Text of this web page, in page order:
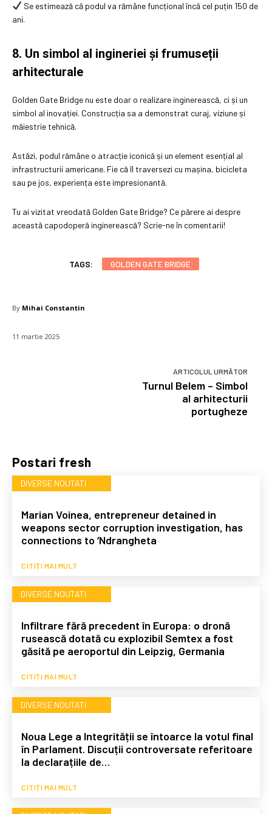
Postari fresh
DIVERSE NOUTATI
Marian Voinea, entrepreneur detained in
weapons sector corruption investigation, has
connections to ‘Ndrangheta
CITIȚI MAI MULT
DIVERSE NOUTATI
Infiltrare fără precedent în Europa: o dronă
rusească dotată cu explozibil Semtex a fost
găsită pe aeroportul din Leipzig, Germania
CITIȚI MAI MULT
DIVERSE NOUTATI
Noua Lege a Integrității se întoarce la votul final
în Parlament. Discuții controversate referitoare
la declarațiile de…
CITIȚI MAI MULT
Se estimează că podul va rămâne funcțional încă cel puțin 150 de
ani.
8. Un simbol al ingineriei și frumuseții
arhitecturale
Golden Gate Bridge nu este doar o realizare inginerească, ci și un
simbol al inovației. Construcția sa a demonstrat curaj, viziune și
măiestrie tehnică.
Astăzi, podul rămâne o atracție iconică și un element esențial al
infrastructurii americane. Fie că îl traversezi cu mașina, bicicleta
sau pe jos, experiența este impresionantă.
Tu ai vizitat vreodată Golden Gate Bridge? Ce părere ai despre
această capodoperă inginerească? Scrie-ne în comentarii!
TAGS: GOLDEN GATE BRIDGE
By Mihai Constantin
11 martie 2025
ARTICOLUL URMĂTOR
Turnul Belem – Simbol
al arhitecturii
portugheze